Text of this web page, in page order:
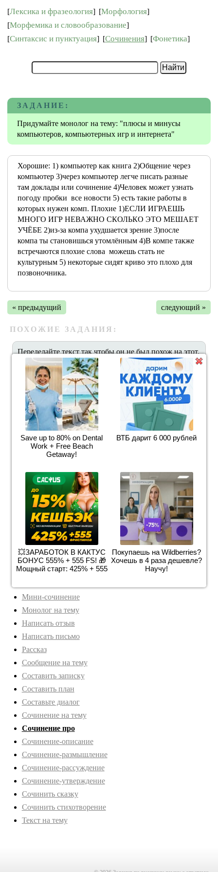
Save up to 80% on Dental
Work + Free Beach
Getaway!
ВТБ дарит 6 000 рублей
💥ЗАРАБОТОК В КАКТУС
БОНУС 555% + 555 FS! 🎁
Мощный старт: 425% + 555
Покупаешь на Wildberries?
Хочешь в 4 раза дешевле?
Научу!
[Лексика и фразеология] [Морфология]
[Морфемика и словообразование]
[Синтаксис и пунктуация] [Сочинения] [Фонетика]
ЗАДАНИЕ:
Придумайте монолог на тему: "плюсы и минусы
компьютеров, компьютерных игр и интернета"
Хорошие: 1) компьютер как книга 2)Общение через
компьютер 3)через компьютер легче писать разные
там доклады или сочинение 4)Человек может узнать
погоду пробки все новости 5) есть такие работы в
которых нужен комп. Плохие 1)ЕСЛИ ИГРАЕШЬ
МНОГО ИГР НЕВАЖНО СКОЛЬКО ЭТО МЕШАЕТ
УЧЁБЕ 2)из-за компа ухудшается зрение 3)после
компа ты становишься утомлённым 4)В компе также
встречаются плохие слова можешь стать не
культурным 5) некоторые сидят криво это плохо для
позвоночника.
« предыдущий следующий »
ПОХОЖИЕ ЗАДАНИЯ:
Переделайте текст так чтобы он не был похож на этот.
Согласен, невозможно добиться абсолютно точной
симуляции. Спорт, воплощенный в компьютере, без
всяких сомнений, что-то тер...
Расставить знаки препинания. я точно не уверена в
моём решении. . Приехав на дачу в большой
компании брат вдруг говорил Мишка пойдём на
биллиард и она запёршись играли по три...
Вместо активных игр, переживаний, настоящих
эмоций и чувств и общения со сверстниками и
родителями, познания самого себя чер...
Выступление
Диалог на тему
Заметка
Изложение
Мини-сочинение
Монолог на тему
Написать отзыв
Написать письмо
Рассказ
Сообщение на тему
Составить записку
Составить план
Составьте диалог
Сочинение на тему
Сочинение про
Сочинение-описание
Сочинение-размышление
Сочинение-рассуждение
Сочинение-утверждение
Сочинить сказку
Сочинить стихотворение
Текст на тему